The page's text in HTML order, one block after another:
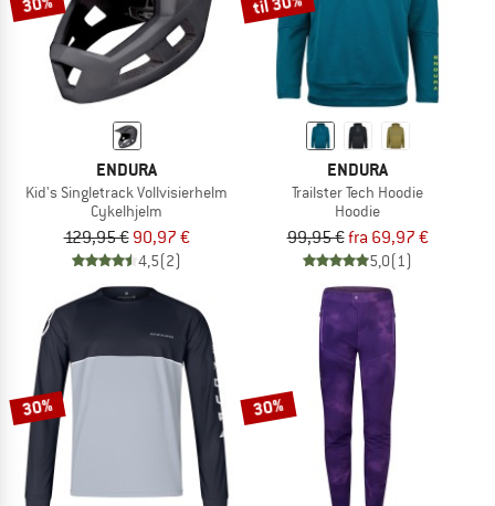
ENDURA
Kid's Singletrack Vollvisierhelm
Cykelhjelm
129,95 € 90,97 €
4,5(2)
ENDURA
Trailster Tech Hoodie
Hoodie
99,95 €fra 69,97 €
5,0(1)
30% 30%